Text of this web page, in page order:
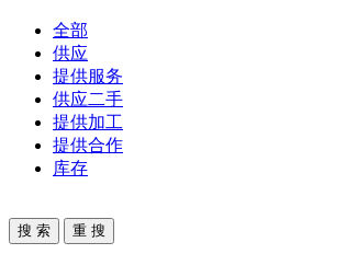
全部
供应
提供服务
供应二手
提供加工
提供合作
库存